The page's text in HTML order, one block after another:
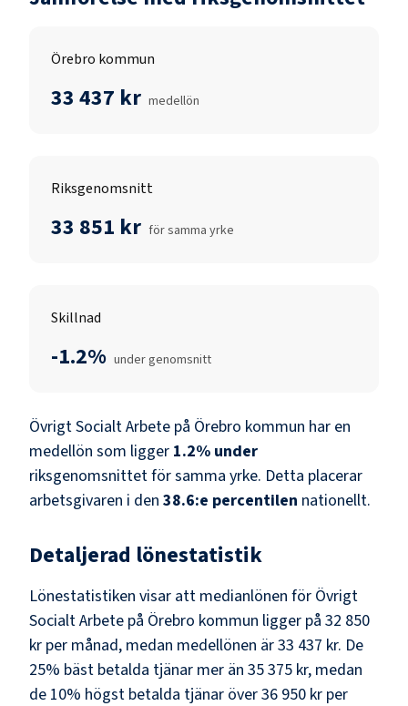
Örebro kommun
33 437 kr medellön
Riksgenomsnitt
33 851 kr för samma yrke
Skillnad
-1.2% under genomsnitt
Övrigt Socialt Arbete på Örebro kommun har en
medellön som ligger 1.2% under
riksgenomsnittet för samma yrke. Detta placerar
arbetsgivaren i den 38.6:e percentilen nationellt.
Detaljerad lönestatistik
Lönestatistiken visar att medianlönen för Övrigt
Socialt Arbete på Örebro kommun ligger på 32 850
kr per månad, medan medellönen är33 437 kr. De
25% bäst betalda tjänar mer än 35 375 kr, medan
de 10% högst betalda tjänar över36 950 kr per